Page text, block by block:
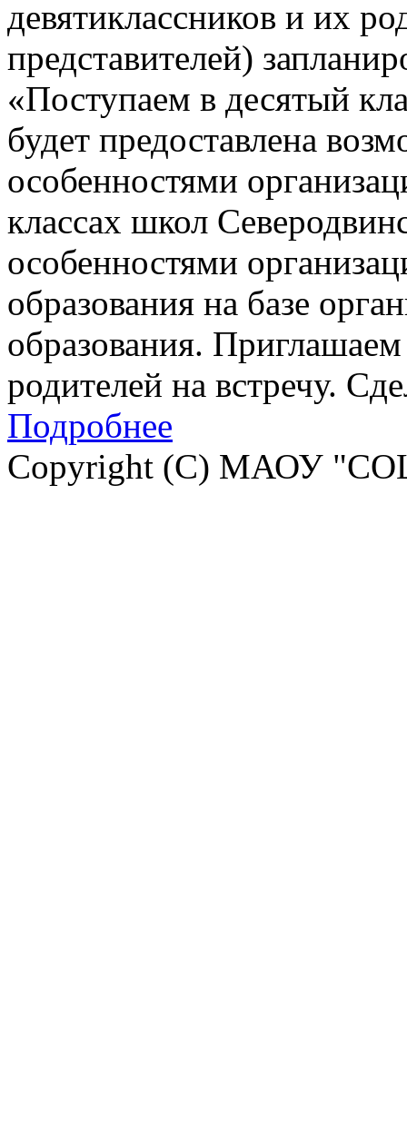
девятиклассников и их
представителей)
«Поступаем в десятый
будет предоставлена
особенностями
классах школ
особенностями
образования на базе
образования.
родителей на встречу.
Подробнее
Copyright (C) МАОУ